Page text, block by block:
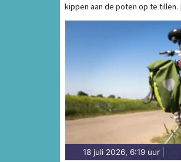
kippen aan de poten op te tillen.
18 juli 2026, 6:19 uur